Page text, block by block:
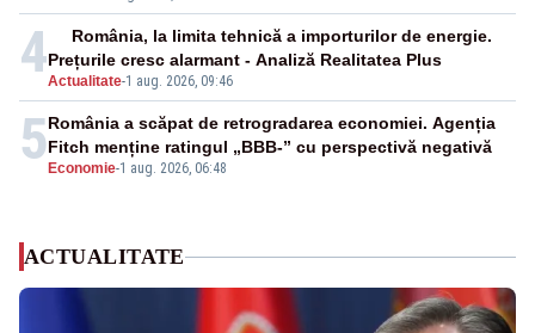
4Actualitate-1 aug. 2026, 09:46
România, la limita tehnică a importurilor de energie.
Prețurile cresc alarmant - Analiză Realitatea Plus
5 Economie-1 aug. 2026, 06:48
România a scăpat de retrogradarea economiei. Agenția
Fitch menține ratingul „BBB-” cu perspectivă negativă
ACTUALITATE